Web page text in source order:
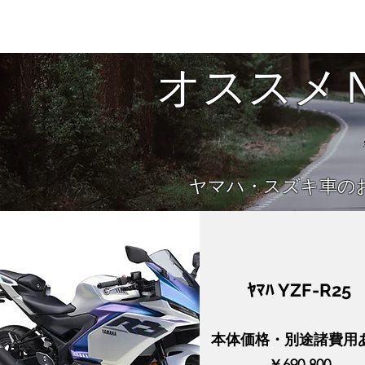
オススメ
ヤマハ・スズキ車の
​ﾔﾏﾊ YZF-R25
本体価格・別途諸費用